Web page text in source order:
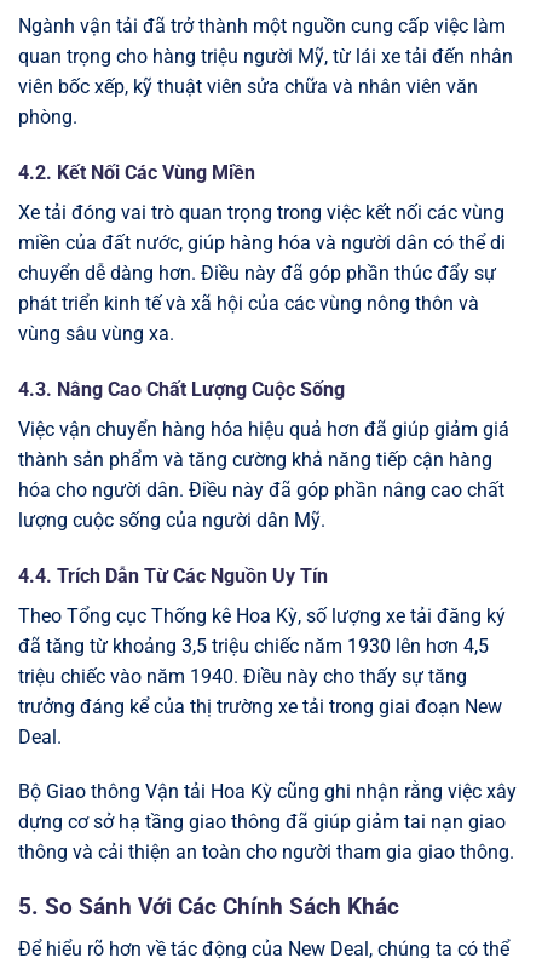
Ngành vận tải đã trở thành một nguồn cung cấp việc làm
quan trọng cho hàng triệu người Mỹ, từ lái xe tải đến nhân
viên bốc xếp, kỹ thuật viên sửa chữa và nhân viên văn
phòng.
4.2. Kết Nối Các Vùng Miền
Xe tải đóng vai trò quan trọng trong việc kết nối các vùng
miền của đất nước, giúp hàng hóa và người dân có thể di
chuyển dễ dàng hơn. Điều này đã góp phần thúc đẩy sự
phát triển kinh tế và xã hội của các vùng nông thôn và
vùng sâu vùng xa.
4.3. Nâng Cao Chất Lượng Cuộc Sống
Việc vận chuyển hàng hóa hiệu quả hơn đã giúp giảm giá
thành sản phẩm và tăng cường khả năng tiếp cận hàng
hóa cho người dân. Điều này đã góp phần nâng cao chất
lượng cuộc sống của người dân Mỹ.
4.4. Trích Dẫn Từ Các Nguồn Uy Tín
Theo Tổng cục Thống kê Hoa Kỳ, số lượng xe tải đăng ký
đã tăng từ khoảng 3,5 triệu chiếc năm 1930 lên hơn 4,5
triệu chiếc vào năm 1940. Điều này cho thấy sự tăng
trưởng đáng kể của thị trường xe tải trong giai đoạn New
Deal.
Bộ Giao thông Vận tải Hoa Kỳ cũng ghi nhận rằng việc xây
dựng cơ sở hạ tầng giao thông đã giúp giảm tai nạn giao
thông và cải thiện an toàn cho người tham gia giao thông.
5. So Sánh Với Các Chính Sách Khác
Để hiểu rõ hơn về tác động của New Deal, chúng ta có thể